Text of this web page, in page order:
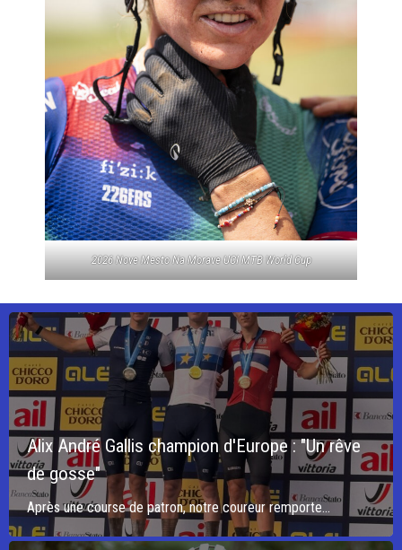
2026 Nove Mesto Na Morave UCI MTB World Cup
Alix André Gallis champion d'Europe : "Un rêve
de gosse"
Après une course de patron, notre coureur remporte...